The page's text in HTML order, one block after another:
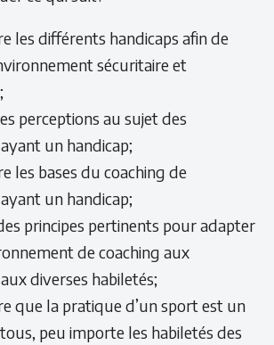
les différents handicaps afin de
sécuritaire et
perceptions au sujet des
un handicap;
les bases du coaching de
un handicap;
principes pertinents pour adapter
de coaching aux
diverses habiletés;
que la pratique d’un sport est un
peu importe les habiletés des